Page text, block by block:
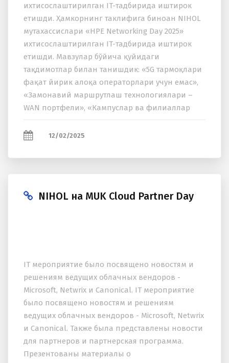
ихтисослаштирилган IT-тадбирида иштирок
етишди. Ҳамкорнинг таклифига биноан NIHOL
мутахассислари «HPE Networking Day 2025»
ихтисослаштирилган IT-тадбирида иштирок
етишди. Мавзулар бўйича қуйидаги
тақдимотлар билан танишдик: «5G тармоқлари
фақат йирик алоқа операторлари учун емас»,
«Замонавий маршрутлаш технологиялари –
WAN портфели», «Кампуслар ва филиаллар
чиқиш», «Aқлли тармоқ:...
12/02/2025
NIHOL на MUK Cloud Partner Day
IT мероприятие было посвящено новостям и
решениям ведущих облачных вендоров -
Microsoft, Netwrix и Canonical. IT мероприятие
было посвящено новостям и решениям
ведущих облачных вендоров - Microsoft, Netwrix
и Canonical. Также была представлены новости
для партнеров и партнерская программа.
Презентованы материалы о